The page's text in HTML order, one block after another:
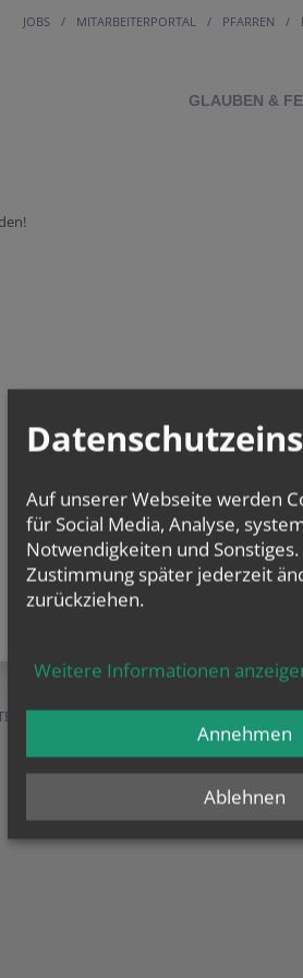
JOBS MITARBEITERPORTAL PFARREN
GLAUBEN &
&
SERVICE &
Auf unserer Webseite werden
für Social Media, Analyse,
Notwendigkeiten und
Zustimmung später jederzeit
zurückziehen.
Weitere Informationen
Ablehnen
Annehmen